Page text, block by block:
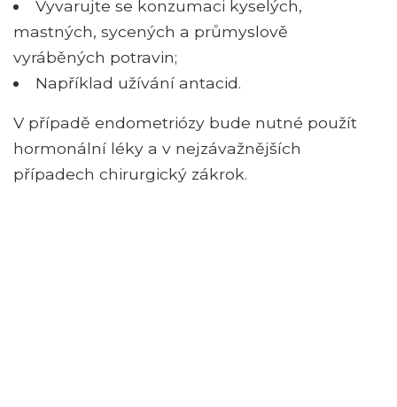
Vyvarujte se konzumaci kyselých,
mastných, sycených a průmyslově
vyráběných potravin;
Například užívání antacid.
V případě endometriózy bude nutné použít
hormonální léky a v nejzávažnějších
případech chirurgický zákrok.